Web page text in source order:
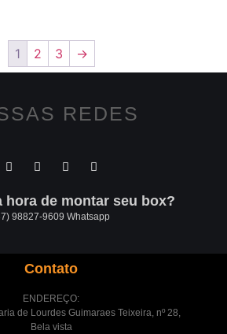
1 2 3 →
REDES
hora de montar seu box?
98827-9609 Whatsapp
Contato
ENDEREÇO:
de Lourdes Guimaraes Teixeira, nº 28,
Bela vista